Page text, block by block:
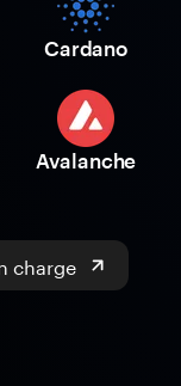
Cardano
Avalanche
charge